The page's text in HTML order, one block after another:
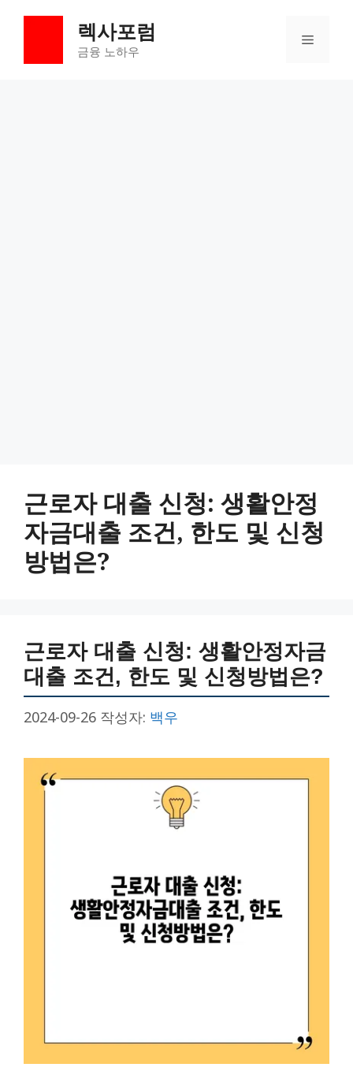
렉사포럼
금융 노하우
메
근로자 대출 신청: 생활안정
자금대출 조건, 한도 및 신청
방법은?
근로자 대출 신청: 생활안정자금
대출 조건, 한도 및 신청방법은?
2024-09-26 작성자: 백우